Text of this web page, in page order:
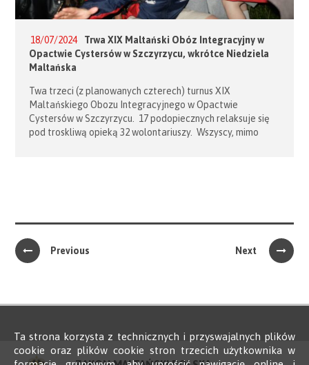
Ta strona korzysta z technicznych i przyswajalnych plików
cookie oraz plików cookie stron trzecich użytkownika w
18/07/2024
Trwa XIX Maltański Obóz Integracyjny w
Opactwie Cystersów w Szczyrzycu, wkrótce Niedziela
Maltańska
Twa trzeci (z planowanych czterech) turnus XIX
Maltańskiego Obozu Integracyjnego w Opactwie
Cystersów w Szczyrzycu. 17 podopiecznych relaksuje się
pod troskliwą opieką 32 wolontariuszy. Wszyscy, mimo
Previous Next